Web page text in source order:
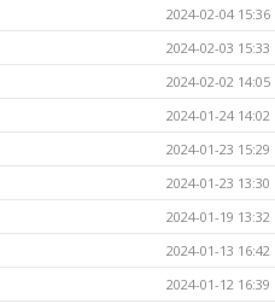
2024-02-04 15:36
2024-02-03 15:33
2024-02-02 14:05
2024-01-24 14:02
2024-01-23 15:29
2024-01-23 13:30
2024-01-19 13:32
2024-01-13 16:42
2024-01-12 16:39